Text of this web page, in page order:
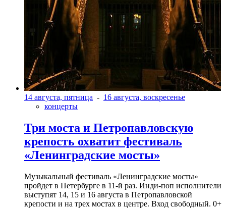
14 августа, пятница - 16 августа, воскресенье
концерты
Три моста и Петропавловскую
крепость охватит фестиваль
«Ленинградские мосты»
Музыкальный фестиваль «Ленинградские мосты»
пройдет в Петербурге в 11-й раз. Инди-поп исполнители
выступят 14, 15 и 16 августа в Петропавловской
крепости и на трех мостах в центре. Вход свободный. 0+